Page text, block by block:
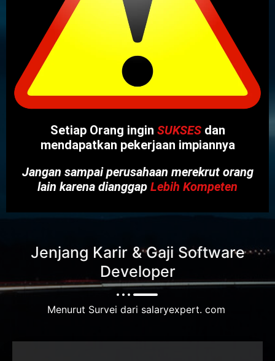
Setiap Orang ingin SUKSES dan
mendapatkan pekerjaan impiannya
Jangan sampai perusahaan merekrut orang
lain karena dianggap Lebih Kompeten
Jenjang Karir & Gaji Software
Developer
Menurut Survei dari salaryexpert. com